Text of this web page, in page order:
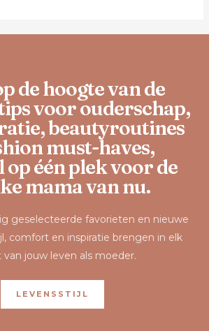
de hoogte van de
voor ouderschap,
beautyroutines
must-haves,
op één plek voor de
mama van nu.
geselecteerde favorieten en nieuwe
comfort en inspiratie brengen in elk
van jouw leven als moeder.
LEVENSSTIJL